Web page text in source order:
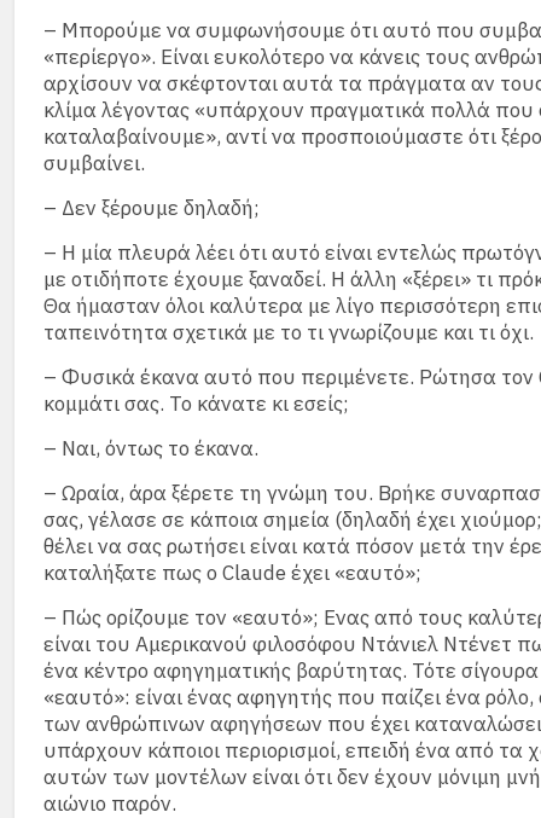
– Μπορούμε να συμφωνήσουμε ότι αυτό που
«περίεργο». Είναι ευκολότερο να κάνεις τους
αρχίσουν να σκέφτονται αυτά τα πράγματα αν
κλίμα λέγοντας «υπάρχουν πραγματικά πολλά που
καταλαβαίνουμε», αντί να προσποιούμαστε ότι
συμβαίνει.
– Δεν ξέρουμε δηλαδή;
– Η μία πλευρά λέει ότι αυτό είναι εντελώς
με οτιδήποτε έχουμε ξαναδεί. Η άλλη «ξέρει» τι
Θα ήμασταν όλοι καλύτερα με λίγο περισσότερη
ταπεινότητα σχετικά με το τι γνωρίζουμε και τι όχι.
– Φυσικά έκανα αυτό που περιμένετε. Ρώτησα τον
κομμάτι σας. Το κάνατε κι εσείς;
– Ναι, όντως το έκανα.
– Ωραία, άρα ξέρετε τη γνώμη του. Βρήκε
σας, γέλασε σε κάποια σημεία (δηλαδή έχει
θέλει να σας ρωτήσει είναι κατά πόσον μετά την
καταλήξατε πως ο Claude έχει «εαυτό»;
– Πώς ορίζουμε τον «εαυτό»; Ενας από τους
είναι του Αμερικανού φιλοσόφου Ντάνιελ Ντένετ
ένα κέντρο αφηγηματικής βαρύτητας. Τότε σίγουρα
«εαυτό»: είναι ένας αφηγητής που παίζει ένα
των ανθρώπινων αφηγήσεων που έχει
υπάρχουν κάποιοι περιορισμοί, επειδή ένα από τα
αυτών των μοντέλων είναι ότι δεν έχουν μόνιμη
αιώνιο παρόν.